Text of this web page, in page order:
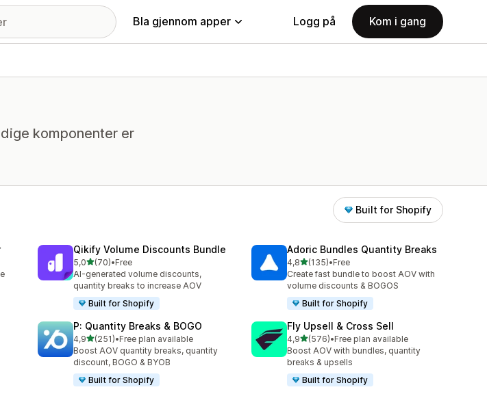
Bla gjennom apper Logg på Kom i gang
komponenter er
Built for Shopify
Qikify Volume Discounts Bundle
5,0av 5 stjerner
(70)
Totalt 70 omtaler
•Free
AI-generated volume discounts,
quantity breaks to increase AOV
Built for Shopify
Adoric Bundles Quantity Breaks
4,8av 5 stjerner
(135)
Totalt 135 omtaler
•Free
Create fast bundle to boost AOV with
volume discounts & BOGOS
Built for Shopify
P: Quantity Breaks & BOGO
4,9av 5 stjerner
(251)
Totalt 251 omtaler
•Free plan available
Boost AOV quantity breaks, quantity
discount, BOGO & BYOB
Built for Shopify
Fly Upsell & Cross Sell
4,9av 5 stjerner
(576)
Totalt 576 omtaler
•Free plan available
Boost AOV with bundles, quantity
breaks & upsells
Built for Shopify